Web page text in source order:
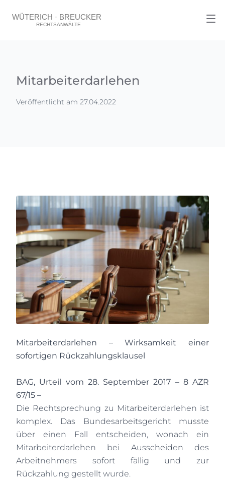
Mitarbeiterdarlehen
Veröffentlicht am 27.04.2022
Mitarbeiterdarlehen – Wirksamkeit einer
sofortigen Rückzahlungsklausel
BAG, Urteil vom 28. September 2017 – 8 AZR
67/15 –
Die Rechtsprechung zu Mitarbeiterdarlehen ist
komplex. Das Bundesarbeitsgericht musste
über einen Fall entscheiden, wonach ein
Mitarbeiterdarlehen bei Ausscheiden des
Arbeitnehmers sofort fällig und zur
Rückzahlung gestellt wurde.